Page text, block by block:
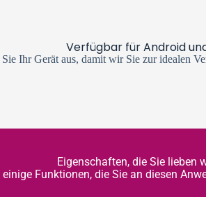
Verfügbar für Android
Ihr Gerät aus, damit wir Sie zur idealen
Eigenschaften, die Sie lieben
einige Funktionen, die Sie an diesen